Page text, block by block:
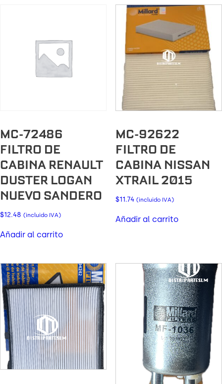
MC-72486
FILTRO DE
CABINA RENAULT
DUSTER LOGAN
NUEVO SANDERO
$12.48 (incluido IVA)
Añadir al carrito
MC-92622
FILTRO DE
CABINA NISSAN
XTRAIL 2015
$11.74 (incluido IVA)
Añadir al carrito